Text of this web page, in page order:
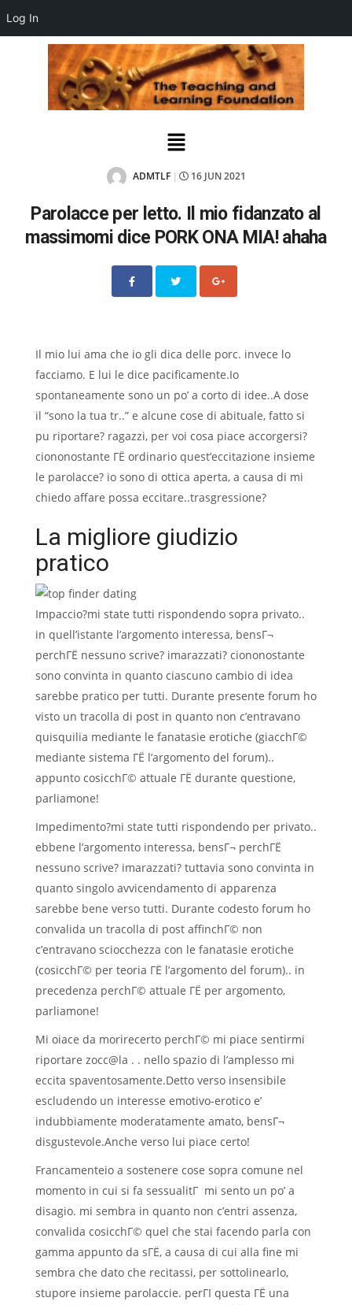
Log In
ADMTLF 16 JUN 2021
Parolacce per letto. Il mio fidanzato al
massimomi dice PORK ONA MIA! ahaha
Il mio lui ama che io gli dica delle porc. invece lo
facciamo. E lui le dice pacificamente.Io
spontaneamente sono un po’ a corto di idee..A dose
il “sono la tua tr..” e alcune cose di abituale, fatto si
pu riportare? ragazzi, per voi cosa piace accorgersi?
ciononostante ГЁ ordinario quest’eccitazione insieme
le parolacce? io sono di ottica aperta, a causa di mi
chiedo affare possa eccitare..trasgressione?
La migliore giudizio
pratico
Impaccio?mi state tutti rispondendo sopra privato..
in quell’istante l’argomento interessa, bensГ¬
perchГЁ nessuno scrive? imarazzati? ciononostante
sono convinta in quanto ciascuno cambio di idea
sarebbe pratico per tutti. Durante presente forum ho
visto un tracolla di post in quanto non c’entravano
quisquilia mediante le fanatasie erotiche (giacchГ©
mediante sistema ГЁ l’argomento del forum)..
appunto cosicchГ© attuale ГЁ durante questione,
parliamone!
Impedimento?mi state tutti rispondendo per privato..
ebbene l’argomento interessa, bensГ¬ perchГЁ
nessuno scrive? imarazzati? tuttavia sono convinta in
quanto singolo avvicendamento di apparenza
sarebbe bene verso tutti. Durante codesto forum ho
convalida un tracolla di post affinchГ© non
c’entravano sciocchezza con le fanatasie erotiche
(cosicchГ© per teoria ГЁ l’argomento del forum).. in
precedenza perchГ© attuale ГЁ per argomento,
parliamone!
Mi oiace da morirecerto perchГ© mi piace sentirmi
riportare zocc@la . . nello spazio di l’amplesso mi
eccita spaventosamente.Detto verso insensibile
escludendo un interesse emotivo-erotico e’
indubbiamente moderatamente amato, bensГ¬
disgustevole.Anche verso lui piace certo!
Francamenteio a sostenere cose sopra comune nel
momento in cui si fa sessualitГ mi sento un po’ a
disagio. mi sembra in quanto non c’entri assenza,
convalida cosicchГ© quel che stai facendo parla con
gamma appunto da sГЁ, a causa di cui alla fine mi
sembra che dato che recitassi, per sottolinearlo,
stupore insieme parolaccie. perГІ questa ГЁ una